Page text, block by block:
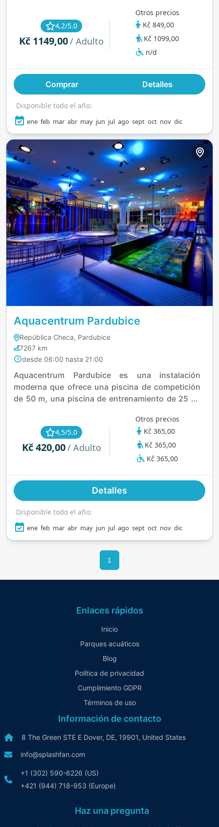
ofrecer una experiencia singular, garantizando
diversión y emoción para visitantes de todos los
gustos.
4,2/5.0
Kč 1149,00/ Adulto
Otros precios
Kč 849,00
Kč 1099,00
n/d
Comprar Detalles
Disponible todo el año:
ene feb mar abr may jun jul ago sept oct nov dic
Aquacentrum Pardubice
República Checa, Pardubice
7267 km
desde 06:00 hasta 21:00
Aquacentrum Pardubice es una instalación
moderna que ofrece una piscina de competición
de 50 m, una piscina de entrenamiento de 25 m,
bienestar, gimnasio y espacios al aire libre de
temporada. Abierto todos los días, es ideal para
nadar, relajarse y disfrutar en familia durante todo
4,5/5.0
Kč 420,00/ Adulto
Otros precios
Kč 365,00
Kč 365,00
Kč 365,00
Detalles
Disponible todo el año:
ene feb mar abr may jun jul ago sept oct nov dic
1
Enlaces rápidos
Inicio
Parques acuáticos
Blog
Política de privacidad
Cumplimiento GDPR
Términos de uso
Información de contacto
8 The Green STE E Dover, DE, 19901, United States
info@splashfan.com
+1 (302) 590-6226 (US)
+421 (944) 718-953 (Europe)
Haz una pregunta